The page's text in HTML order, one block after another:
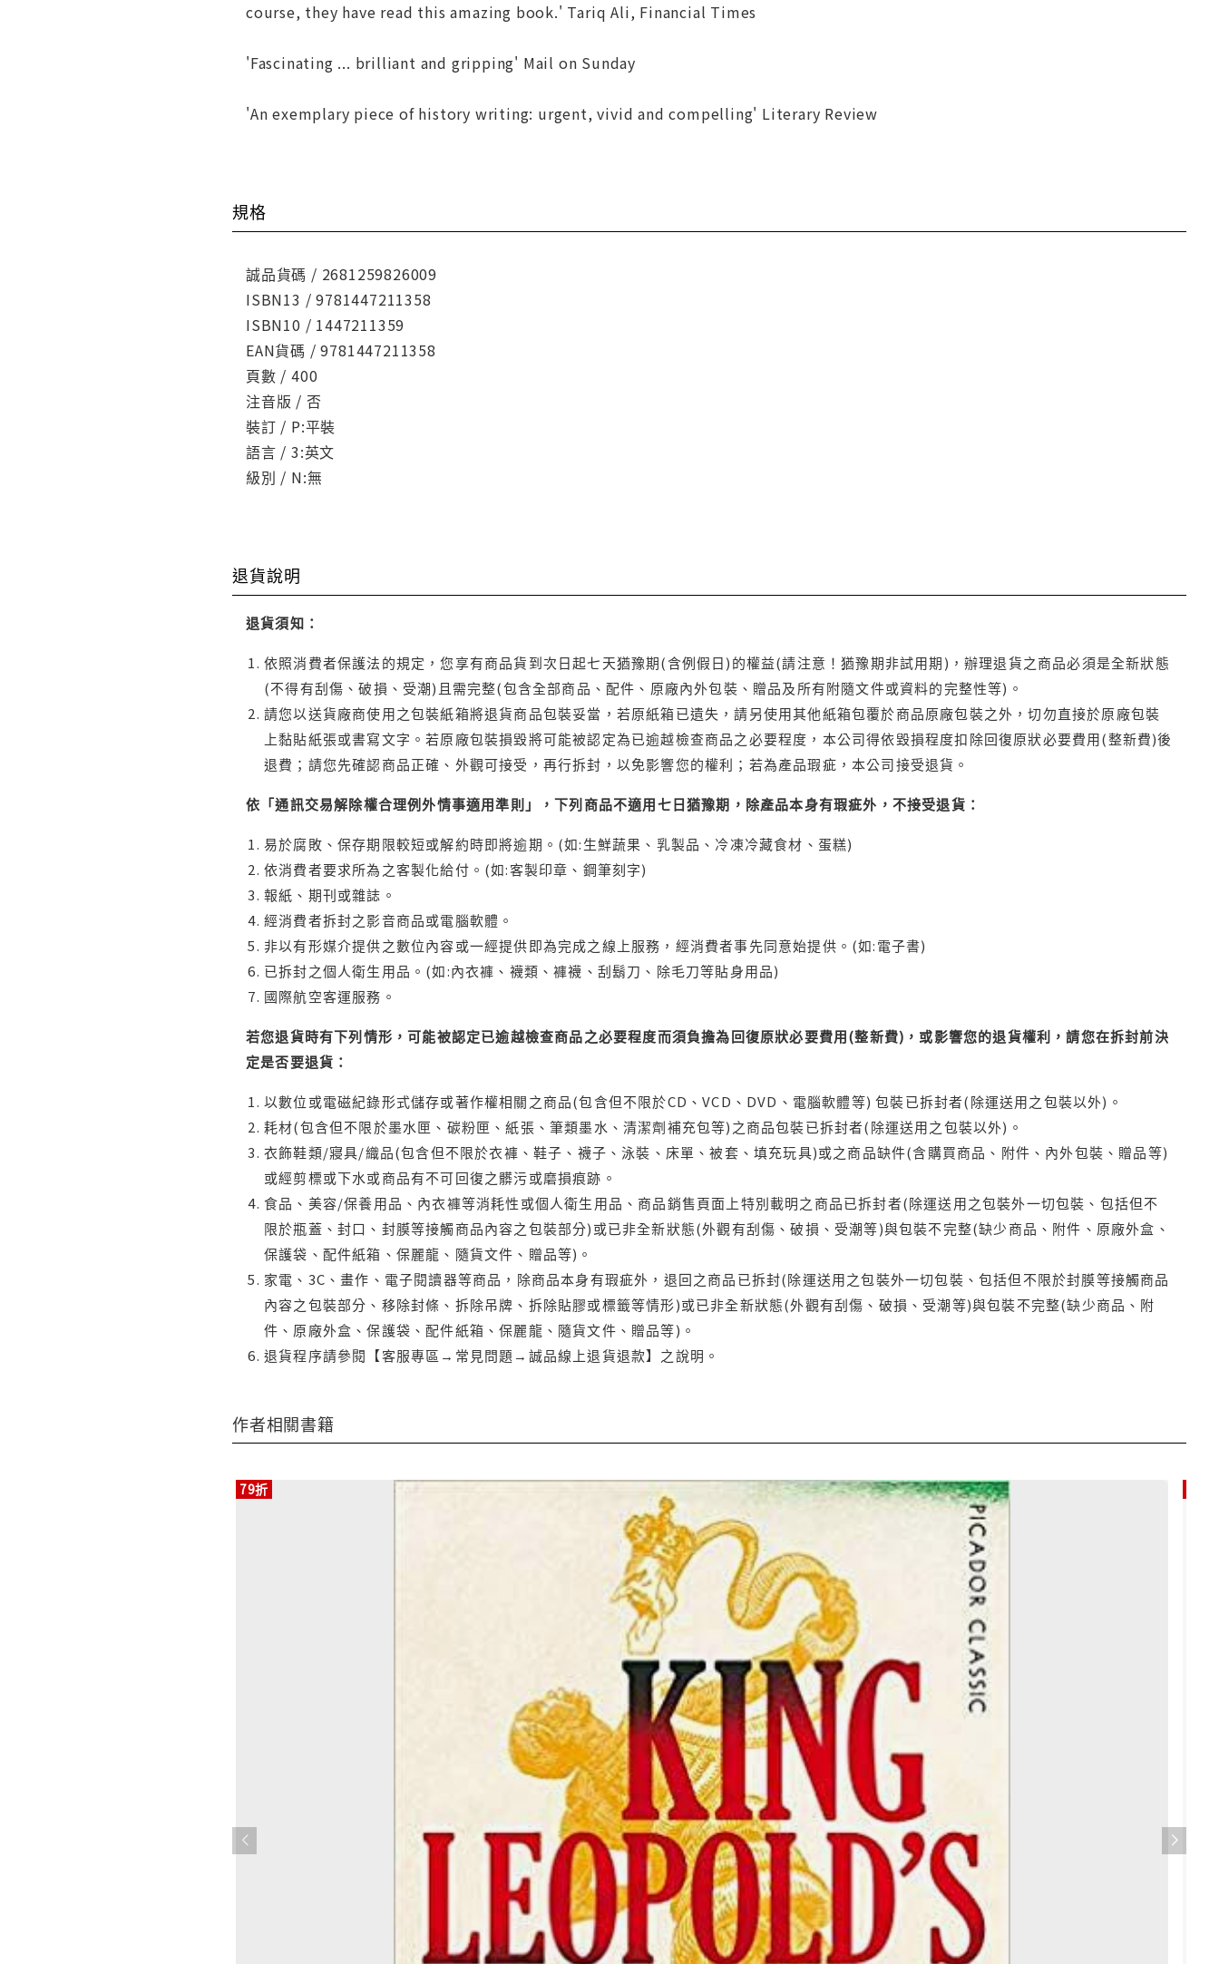
course, they have read this amazing book.' Tariq Ali, Financial Times
'Fascinating ... brilliant and gripping' Mail on Sunday
'An exemplary piece of history writing: urgent, vivid and compelling' Literary Review
規格
誠品貨碼 / 2681259826009
ISBN13 / 9781447211358
ISBN10 / 1447211359
EAN貨碼 / 9781447211358
頁數 / 400
注音版 / 否
裝訂 / P:平裝
語言 / 3:英文
級別 / N:無
退貨說明
退貨須知：
依照消費者保護法的規定，您享有商品貨到次日起七天猶豫期(含例假日)的權益(請注意！猶豫期非試用期)，辦理退貨之商品必須是全新狀態
(不得有刮傷、破損、受潮)且需完整(包含全部商品、配件、原廠內外包裝、贈品及所有附隨文件或資料的完整性等)。
請您以送貨廠商使用之包裝紙箱將退貨商品包裝妥當，若原紙箱已遺失，請另使用其他紙箱包覆於商品原廠包裝之外，切勿直接於原廠包裝
上黏貼紙張或書寫文字。若原廠包裝損毀將可能被認定為已逾越檢查商品之必要程度，本公司得依毀損程度扣除回復原狀必要費用(整新費)後
退費；請您先確認商品正確、外觀可接受，再行拆封，以免影響您的權利；若為產品瑕疵，本公司接受退貨。
依「通訊交易解除權合理例外情事適用準則」，下列商品不適用七日猶豫期，除產品本身有瑕疵外，不接受退貨：
易於腐敗、保存期限較短或解約時即將逾期。(如:生鮮蔬果、乳製品、冷凍冷藏食材、蛋糕)
依消費者要求所為之客製化給付。(如:客製印章、鋼筆刻字)
報紙、期刊或雜誌。
經消費者拆封之影音商品或電腦軟體。
非以有形媒介提供之數位內容或一經提供即為完成之線上服務，經消費者事先同意始提供。(如:電子書)
已拆封之個人衛生用品。(如:內衣褲、襪類、褲襪、刮鬍刀、除毛刀等貼身用品)
國際航空客運服務。
若您退貨時有下列情形，可能被認定已逾越檢查商品之必要程度而須負擔為回復原狀必要費用(整新費)，或影響您的退貨權利，請您在拆封前決
定是否要退貨：
以數位或電磁紀錄形式儲存或著作權相關之商品(包含但不限於CD、VCD、DVD、電腦軟體等) 包裝已拆封者(除運送用之包裝以外)。
耗材(包含但不限於墨水匣、碳粉匣、紙張、筆類墨水、清潔劑補充包等)之商品包裝已拆封者(除運送用之包裝以外)。
衣飾鞋類/寢具/織品(包含但不限於衣褲、鞋子、襪子、泳裝、床單、被套、填充玩具)或之商品缺件(含購買商品、附件、內外包裝、贈品等)
或經剪標或下水或商品有不可回復之髒污或磨損痕跡。
食品、美容/保養用品、內衣褲等消耗性或個人衛生用品、商品銷售頁面上特別載明之商品已拆封者(除運送用之包裝外一切包裝、包括但不
限於瓶蓋、封口、封膜等接觸商品內容之包裝部分)或已非全新狀態(外觀有刮傷、破損、受潮等)與包裝不完整(缺少商品、附件、原廠外盒、
保護袋、配件紙箱、保麗龍、隨貨文件、贈品等)。
家電、3C、畫作、電子閱讀器等商品，除商品本身有瑕疵外，退回之商品已拆封(除運送用之包裝外一切包裝、包括但不限於封膜等接觸商品
內容之包裝部分、移除封條、拆除吊牌、拆除貼膠或標籤等情形)或已非全新狀態(外觀有刮傷、破損、受潮等)與包裝不完整(缺少商品、附
件、原廠外盒、保護袋、配件紙箱、保麗龍、隨貨文件、贈品等)。
退貨程序請參閱【客服專區→常見問題→誠品線上退貨退款】之說明。
作者相關書籍
79折